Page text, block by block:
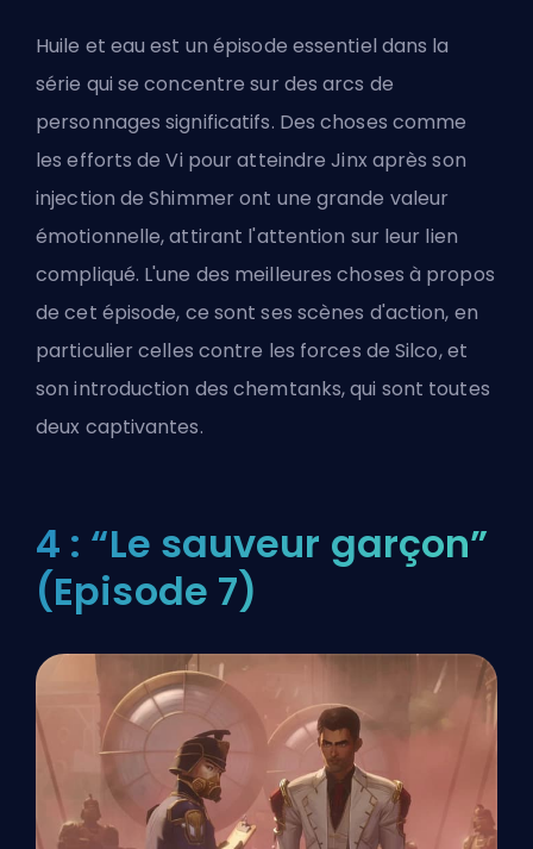
Huile et eau est un épisode essentiel dans la
série qui se concentre sur des arcs de
personnages significatifs. Des choses comme
les efforts de Vi pour atteindre Jinx après son
injection de Shimmer ont une grande valeur
émotionnelle, attirant l'attention sur leur lien
compliqué. L'une des meilleures choses à propos
de cet épisode, ce sont ses scènes d'action, en
particulier celles contre les forces de Silco, et
son introduction des chemtanks, qui sont toutes
deux captivantes.
4 : “Le sauveur garçon”
(Episode 7)